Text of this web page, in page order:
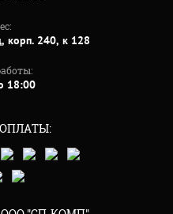
корп. 240, к 128
18:00